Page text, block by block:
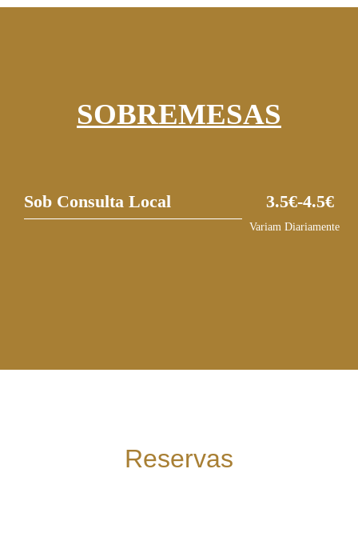
SOBREMESAS
Sob Consulta Local 3.5€-4.5€
Variam Diariamente
Reservas